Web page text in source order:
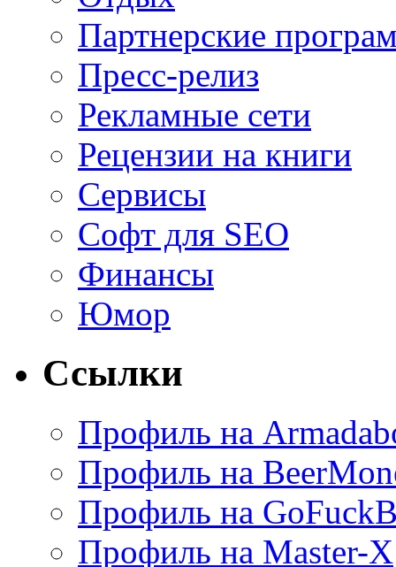
Партнерские
Пресс-релиз
Рекламные сети
Рецензии на книги
Сервисы
Софт для SEO
Финансы
Юмор
Ссылки
Профиль на
Профиль на
Профиль на
Профиль на Master-X